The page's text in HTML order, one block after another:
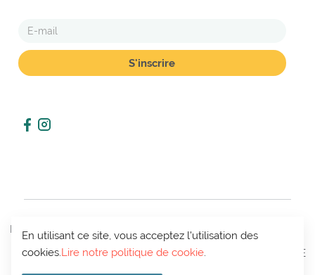
E-
POLITIQUE
CONDITIONS
DE VENTE
COMPTE
En utilisant ce site, vous acceptez l'utilisation des
cookies. Lire notre politique de cookie